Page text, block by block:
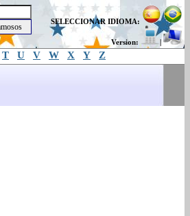
SELECCIONAR IDIOMA:
Version: |
T U V W X Y Z